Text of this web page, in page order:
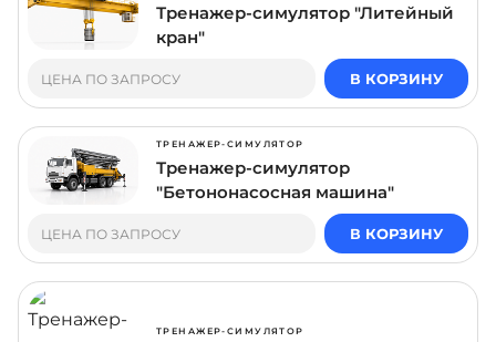
Тренажер-симулятор "Литейный
кран"
ЦЕНА ПО ЗАПРОСУ В КОРЗИНУ
ТРЕНАЖЕР-СИМУЛЯТОР
Тренажер-симулятор
"Бетононасосная машина"
ЦЕНА ПО ЗАПРОСУ В КОРЗИНУ
ТРЕНАЖЕР-СИМУЛЯТОР